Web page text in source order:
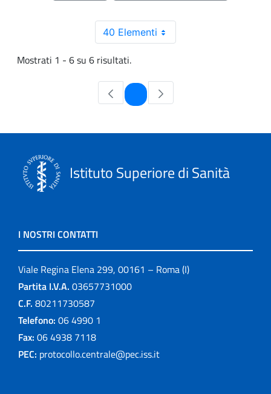
40 Elementi
Mostrati 1 - 6 su 6 risultati.
Pagina
Istituto Superiore di Sanità
I NOSTRI CONTATTI
Viale Regina Elena 299, 00161 – Roma (I)
Partita I.V.A. 03657731000
C.F. 80211730587
Telefono: 06 4990 1
Fax: 06 4938 7118
PEC: protocollo.centrale@pec.iss.it